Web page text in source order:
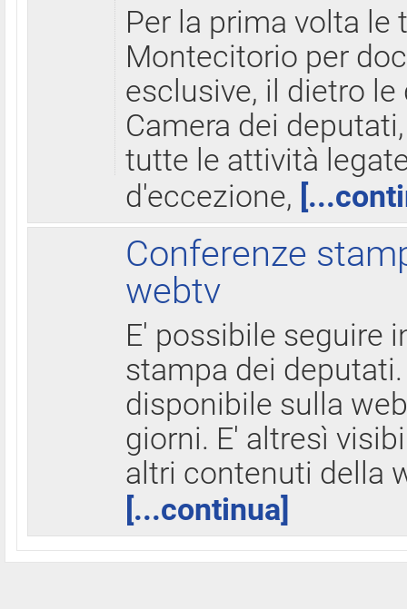
Per la prima volta le
Montecitorio per
esclusive, il dietro
Camera dei
tutte le attività
d'eccezione,
Conferenze
webtv
E' possibile seguire
stampa dei
disponibile sulla
giorni. E' altresì
altri contenuti della
[...continua]